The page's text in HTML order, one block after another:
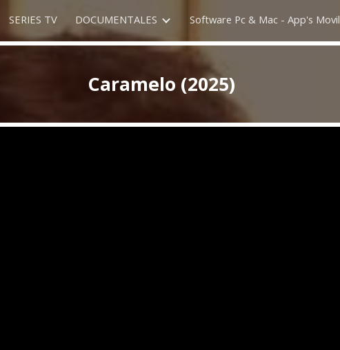
Skip to main content Skip to navigation
SERIES TV DOCUMENTALES Software Pc & Mac - App's Movil
Caramelo (2025)